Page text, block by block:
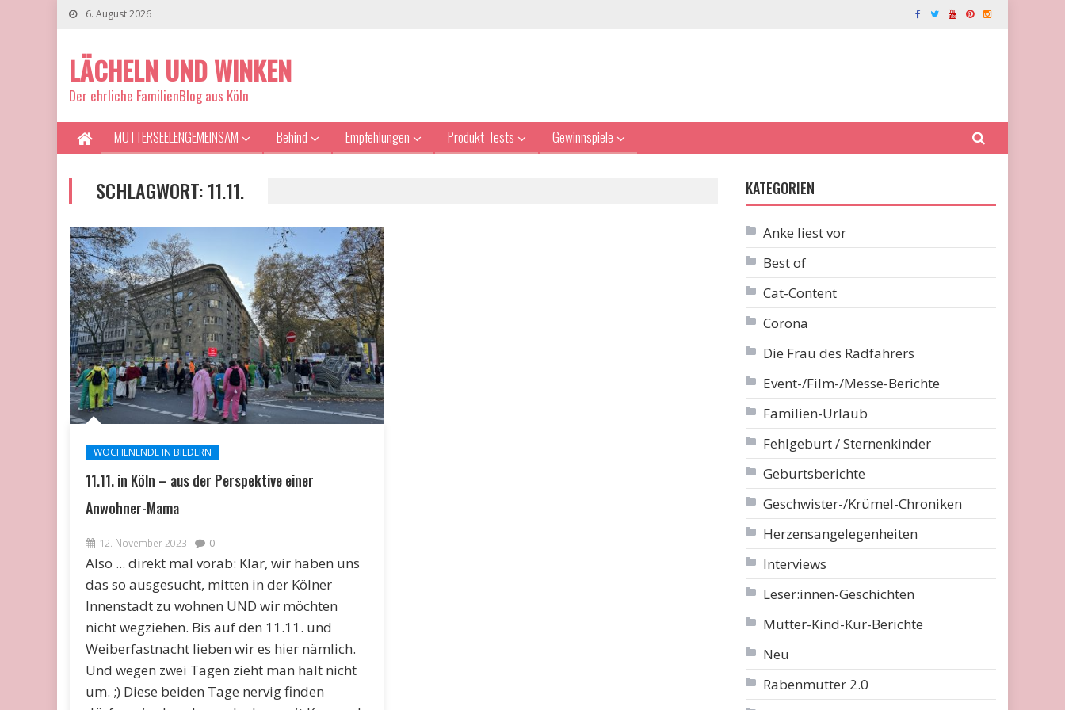
6. August 2026
LÄCHELN UND WINKEN
Der ehrliche FamilienBlog aus Köln
MUTTERSEELENGEMEINSAM Behind Empfehlungen Produkt-Tests Gewinnspiele
SCHLAGWORT:11.11.
WOCHENENDE IN BILDERN
11.11. in Köln – aus der Perspektive einer
Anwohner-Mama
12. November 2023 0
Also ... direkt mal vorab: Klar, wir haben uns
das so ausgesucht, mitten in der Kölner
Innenstadt zu wohnen UND wir möchten
nicht wegziehen. Bis auf den 11.11. und
Weiberfastnacht lieben wir es hier nämlich.
Und wegen zwei Tagen zieht man halt nicht
um. ;) Diese beiden Tage nervig finden
KATEGORIEN
Anke liest vor
Best of
Cat-Content
Corona
Die Frau des Radfahrers
Event-/Film-/Messe-Berichte
Familien-Urlaub
Fehlgeburt / Sternenkinder
Geburtsberichte
Geschwister-/Krümel-Chroniken
Herzensangelegenheiten
Interviews
Leser:innen-Geschichten
Mutter-Kind-Kur-Berichte
Neu
Rabenmutter 2.0